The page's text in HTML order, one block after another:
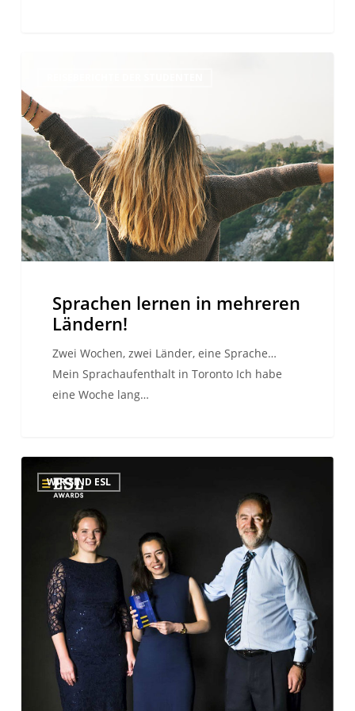
in
mehreren
Ländern!
Sprachen lernen in mehreren
Ländern!
Zwei Wochen, zwei Länder, eine Sprache…
Mein Sprachaufenthalt in Toronto Ich habe
eine Woche lang…
Language
Unterrichtsprogramm
Jahres
WIR SIND ESL